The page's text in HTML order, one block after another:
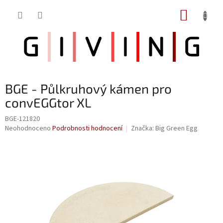
BGE - Půlkruhový kámen pro
convEGGtor XL
BGE-121820
Průměrné
Neohodnoceno Podrobnosti hodnocení Značka: Big Green Egg